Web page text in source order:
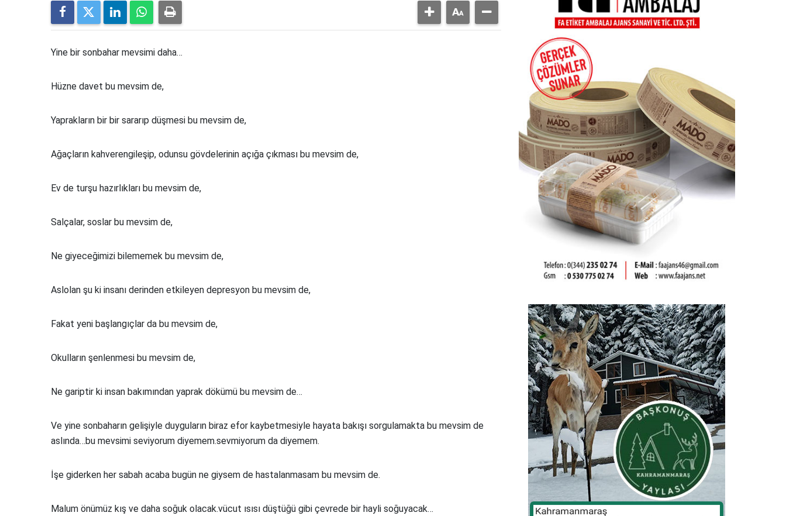
Yine bir sonbahar mevsimi daha…
Hüzne davet bu mevsim de,
Yaprakların bir bir sararıp düşmesi bu mevsim de,
Ağaçların kahverengileşip, odunsu gövdelerinin açığa çıkması bu mevsim de,
Ev de turşu hazırlıkları bu mevsim de,
Salçalar, soslar bu mevsim de,
Ne giyeceğimizi bilememek bu mevsim de,
Aslolan şu ki insanı derinden etkileyen depresyon bu mevsim de,
Fakat yeni başlangıçlar da bu mevsim de,
Okulların şenlenmesi bu mevsim de,
Ne gariptir ki insan bakımından yaprak dökümü bu mevsim de…
Ve yine sonbaharın gelişiyle duyguların biraz efor kaybetmesiyle hayata bakışı sorgulamakta bu mevsim de
aslında…bu mevsimi seviyorum diyemem.sevmiyorum da diyemem.
İşe giderken her sabah acaba bugün ne giysem de hastalanmasam bu mevsim de.
Malum önümüz kış ve daha soğuk olacak.vücut ısısı düştüğü gibi çevrede bir hayli soğuyacak…